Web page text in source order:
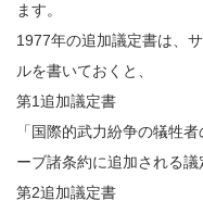
ます。
1977年の追加議定書は、
ルを書いておくと、
第1追加議定書
「国際的武力紛争の犠牲
ーブ諸条約に追加される議
第2追加議定書